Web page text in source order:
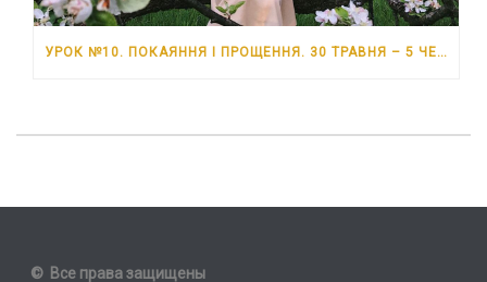
УРОК №10. ПОКАЯННЯ І ПРОЩЕННЯ. 30 ТРАВНЯ – 5 ЧЕРВНЯ 2026 РОКУ
© Все права защищены